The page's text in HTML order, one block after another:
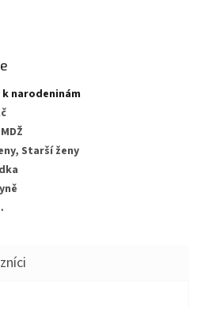
k narodeninám
Starší ženy